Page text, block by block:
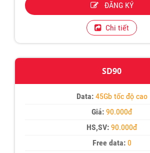
ĐĂNG KÝ
Chi tiết
SD90
Data: 45Gb tốc độ cao
Giá:90.000đ
HS,SV: 90.000đ
Free data: 0